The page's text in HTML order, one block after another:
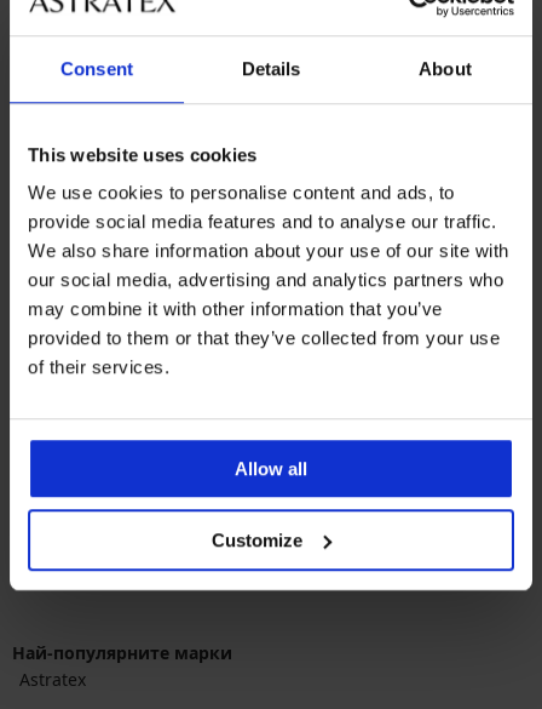
Consent Details About
This website uses cookies
We use cookies to personalise content and ads, to
provide social media features and to analyse our traffic.
We also share information about your use of our site with
our social media, advertising and analytics partners who
may combine it with other information that you’ve
provided to them or that they’ve collected from your use
of their services.
Allow all
Customize
-30%
Чорапогащник за
бременни Mamma 40 DEN
Най-популярните марки
Astratex